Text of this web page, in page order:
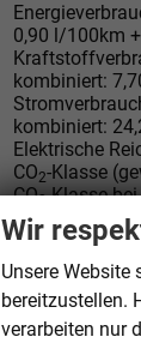
0,90 l/100km
kombiniert:
kombiniert:
Elektrische
CO2-Klasse
CO2-Klasse
CO 2 -
Wir
Unsere Website
bereitzustellen.
verarbeiten nur